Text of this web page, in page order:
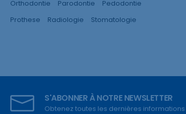
Orthodontie
Parodontie
Pedodontie
Prothese
Radiologie Stomatologie
S'ABONNER À NOTRE NEWSLETTER
Obtenez toutes les dernières